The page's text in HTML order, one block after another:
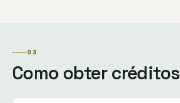
03
Como obter créditos